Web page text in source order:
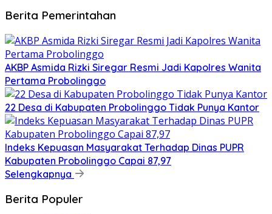
Berita Pemerintahan
AKBP Asmida Rizki Siregar Resmi Jadi Kapolres Wanita
Pertama Probolinggo
22 Desa di Kabupaten Probolinggo Tidak Punya Kantor
Indeks Kepuasan Masyarakat Terhadap Dinas PUPR
Kabupaten Probolinggo Capai 87,97
Selengkapnya
Berita Populer